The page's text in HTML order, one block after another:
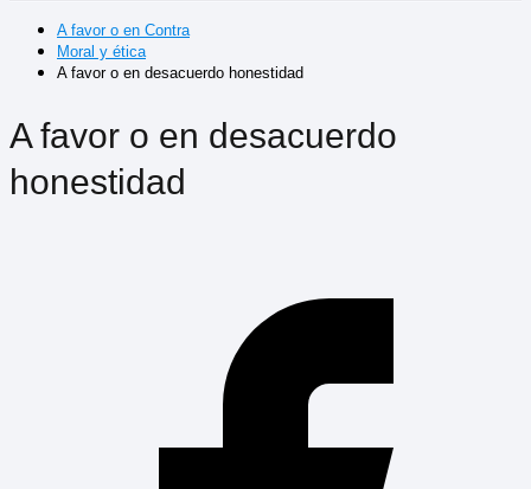
A favor o en Contra
Moral y ética
A favor o en desacuerdo honestidad
A favor o en desacuerdo
honestidad